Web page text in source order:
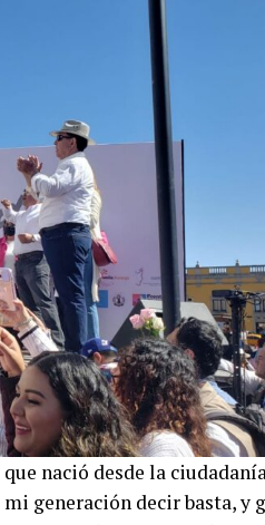
nació desde la
mi generación decir basta, y